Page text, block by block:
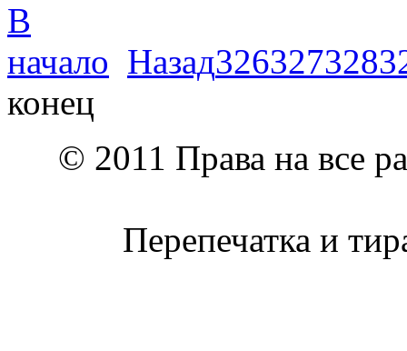
В
начало Назад326327328
конец
© 2011 Права на все
Перепечатка и